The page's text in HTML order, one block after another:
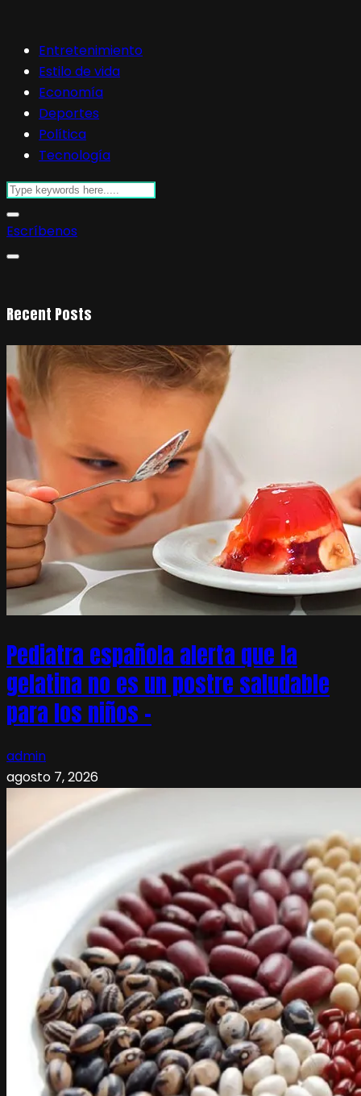
Entretenimiento
Estilo de vida
Economía
Deportes
Política
Tecnología
Escríbenos
Recent Posts
Pediatra española alerta que la
gelatina no es un postre saludable
para los niños –
admin
agosto 7, 2026